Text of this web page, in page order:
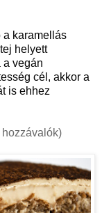
a karamellás
helyett
a vegán
cél, akkor a
is ehhez